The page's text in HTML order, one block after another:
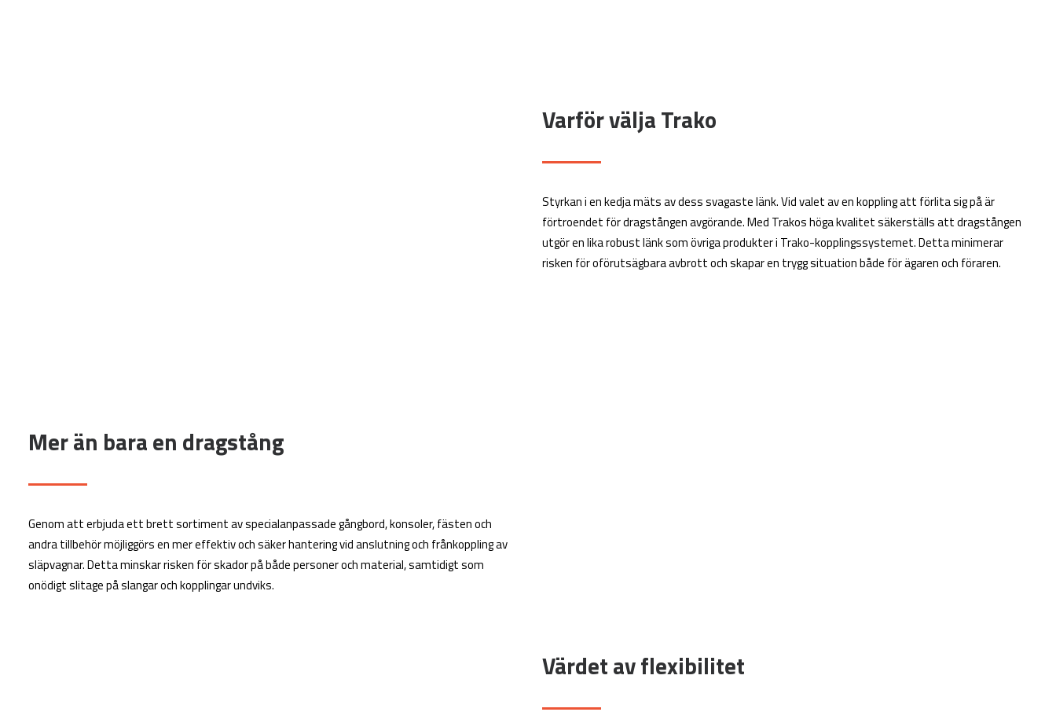
Varför välja Trako
Styrkan i en kedja mäts av dess svagaste länk. Vid valet av en koppling att förlita sig på är
förtroendet för dragstången avgörande. Med Trakos höga kvalitet säkerställs att dragstången
utgör en lika robust länk som övriga produkter i Trako-kopplingssystemet. Detta minimerar
risken för oförutsägbara avbrott och skapar en trygg situation både för ägaren och föraren.
Mer än bara en dragstång
Genom att erbjuda ett brett sortiment av specialanpassade gångbord, konsoler, fästen och
andra tillbehör möjliggörs en mer effektiv och säker hantering vid anslutning och frånkoppling av
släpvagnar. Detta minskar risken för skador på både personer och material, samtidigt som
onödigt slitage på slangar och kopplingar undviks.
Värdet av flexibilitet